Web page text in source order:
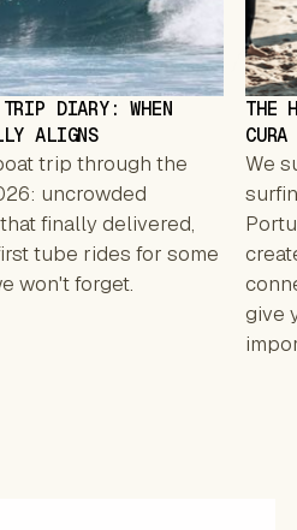
DIARY: WHEN
ALIGNS
trip through the
uncrowded
finally delivered,
tube rides for some
won't forget.
THE
CURA
We
give